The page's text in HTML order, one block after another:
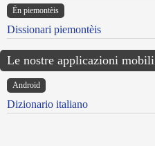
Ën piemontèis
Dissionari piemontèis
Le nostre applicazioni mobili
Android
Dizionario italiano